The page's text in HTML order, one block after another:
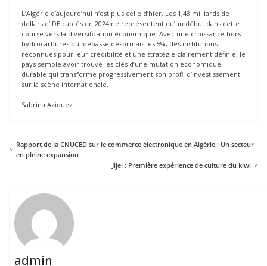
L’Algérie d’aujourd’hui n’est plus celle d’hier. Les 1,43 milliards de
dollars d’IDE captés en 2024 ne représentent qu’un début dans cette
course vers la diversification économique. Avec une croissance hors
hydrocarbures qui dépasse désormais les 5%, des institutions
reconnues pour leur crédibilité et une stratégie clairement définie, le
pays semble avoir trouvé les clés d’une mutation économique
durable qui transforme progressivement son profil d’investissement
sur la scène internationale.
Sabrina Aziouez
Rapport de la CNUCED sur le commerce électronique en Algérie : Un secteur
en pleine expansion
Jijel : Première expérience de culture du kiwi
admin